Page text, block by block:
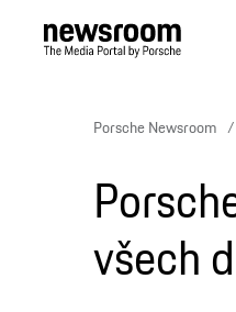
Porsche Newsroom
všech